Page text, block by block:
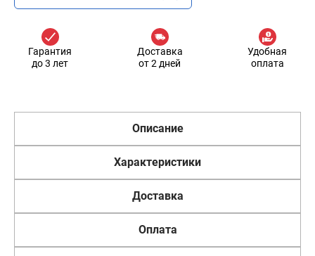
Гарантия
до 3 лет
Доставка
от 2 дней
Удобная
оплата
Описание
Характеристики
Доставка
Оплата